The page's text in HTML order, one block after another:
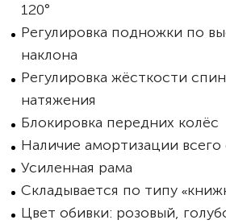
120°
Регулировка подножки по
наклона
Регулировка жёсткости
натяжения
Блокировка передних колёс
Наличие амортизации всего
Усиленная рама
Складывается по типу «
Цвет обивки: розовый,